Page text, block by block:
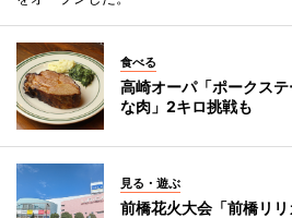
食べる
高崎オーパ「ポークス
な肉」2キロ挑戦も
見る・遊ぶ
前橋花火大会「前橋リ